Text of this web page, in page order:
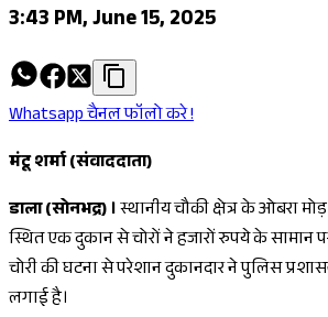
3:43 PM, June 15, 2025
Whatsapp चैनल फॉलो करे !
मंटू शर्मा (संवाददाता)
डाला (सोनभद्र) ।स्थानीय चौकी क्षेत्र के ओबरा
स्थित एक दुकान से चोरों ने हजारों रुपये के सामान
चोरी की घटना से परेशान दुकानदार ने पुलिस
लगाई है।